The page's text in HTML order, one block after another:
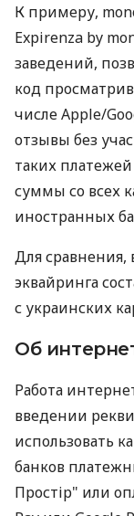
К примеру,
Expirenza by
заведений,
код
числе Apple/
отзывы без
таких платежей
суммы со всех
иностранных
Для сравнения,
эквайринга
с украинских
Об
Работа
введении
использовать
банков
Простір" или